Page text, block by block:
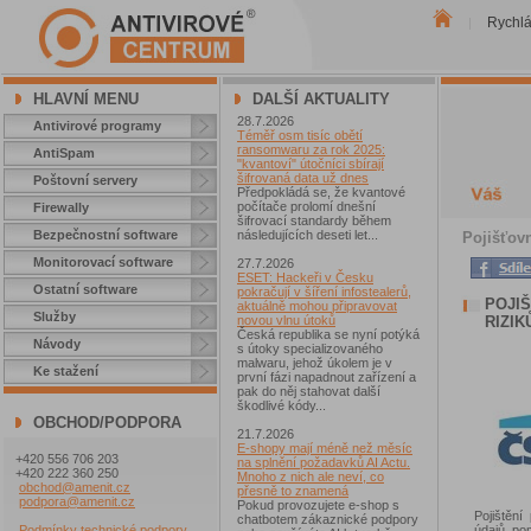
HLAVNÍ MENU
Antivirové programy
AntiSpam
Poštovní servery
Firewally
Bezpečnostní software
Monitorovací software
Ostatní software
Služby
Návody
Ke stažení
OBCHOD/PODPORA
+420 556 706 203
+420 222 360 250
obchod@amenit.cz
podpora@amenit.cz
DALŠÍ AKTUALITY
28.7.2026
Téměř osm tisíc obětí
ransomwaru za rok 2025:
"kvantoví" útočníci sbírají
šifrovaná data už dnes
Předpokládá se, že kvantové
počítače prolomí dnešní
šifrovací standardy během
následujících deseti let...
27.7.2026
ESET: Hackeři v Česku
pokračují v šíření infostealerů,
aktuálně mohou připravovat
novou vlnu útoků
Česká republika se nyní potýká
s útoky specializovaného
malwaru, jehož úkolem je v
první fázi napadnout zařízení a
pak do něj stahovat další
škodlivé kódy...
21.7.2026
E-shopy mají méně než měsíc
na splnění požadavků AI Actu.
Mnoho z nich ale neví, co
přesně to znamená
Pokud provozujete e-shop s
chatbotem zákaznické podpory
Pojištění